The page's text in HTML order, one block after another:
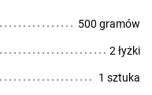
500 gramów
2 łyżki
1 sztuka